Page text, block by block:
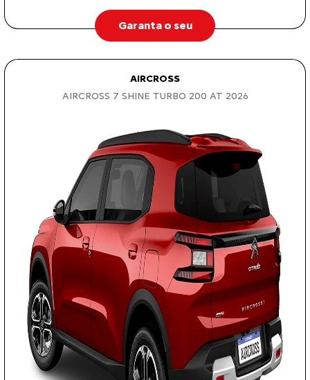
Garanta o seu
AIRCROSS
AIRCROSS 7 SHINE TURBO 200 AT 2026